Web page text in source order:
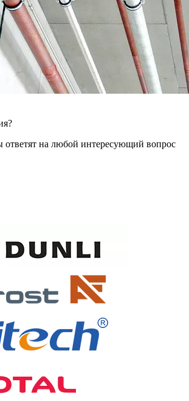
на любой интересующий вопрос